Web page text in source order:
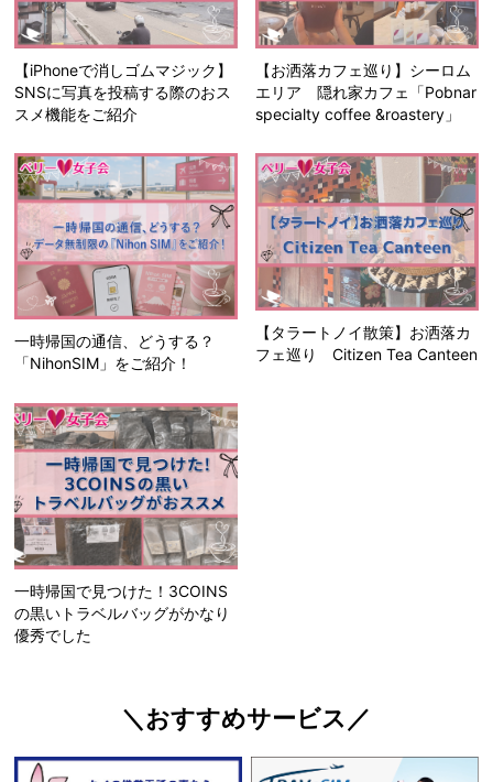
【iPhoneで消しゴムマジック】
SNSに写真を投稿する際のおス
スメ機能をご紹介
【お洒落カフェ巡り】シーロム
エリア 隠れ家カフェ「Pobnar
specialty coffee &roastery」
一時帰国の通信、どうする？
「NihonSIM」をご紹介！
【タラートノイ散策】お洒落カ
フェ巡り Citizen Tea Canteen
一時帰国で見つけた！3COINS
の黒いトラベルバッグがかなり
優秀でした
＼おすすめサービス／